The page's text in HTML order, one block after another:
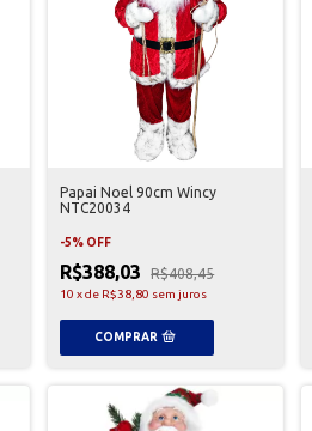
Papai Noel 90cm Wincy
NTC20034
-5% OFF
R$388,03 R$408,45
10 xde R$38,80 sem juros